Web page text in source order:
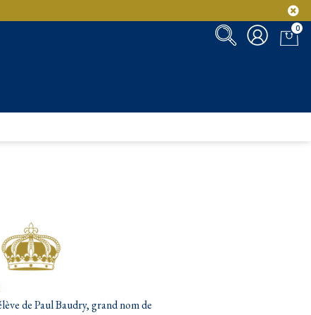
0
de Paul Baudry, grand nom de